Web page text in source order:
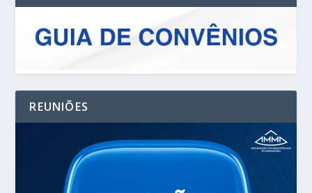
REUNIÕES